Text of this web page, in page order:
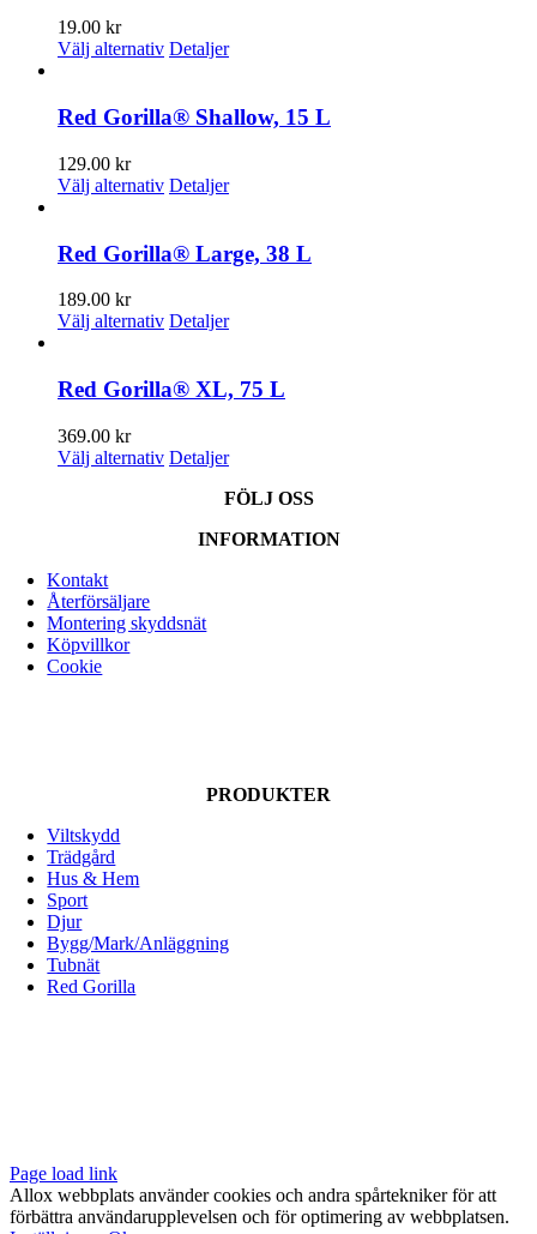
19.00 kr
Välj alternativ Den
har
flera
De
olika
kan
väljas
Detaljer
Red Gorilla® Shallow, 15 L
129.00 kr
Välj alternativ Den
har
flera
De
olika
kan
väljas
Detaljer
Red Gorilla® Large, 38 L
189.00 kr
Välj alternativ Den
har
flera
De
olika
alternativen
väljas
Detaljer
Red Gorilla® XL, 75 L
369.00 kr
Välj alternativ Den
produkten
flera
alternativen
Detaljer
FÖLJ OSS
INFORMATION
Kontakt
Återförsäljare
Montering skyddsnät
Köpvillkor
Cookie
PRODUKTER
Viltskydd
Trädgård
Hus & Hem
Sport
Djur
Bygg/Mark/Anläggning
Tubnät
Red Gorilla
Page load link
Allox webbplats använder cookies och andra spårtekniker för att
förbättra användarupplevelsen och för optimering av webbplatsen.